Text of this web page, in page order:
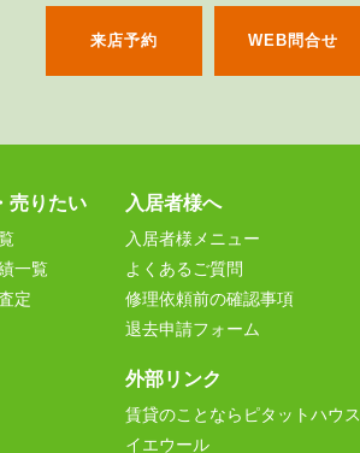
来店予約 WEB問合せ
売りたい
一覧
定
入居者様へ
入居者様メニュー
よくあるご質問
修理依頼前の確認事項
退去申請フォーム
外部リンク
賃貸のことならピタットハウス
イエウール